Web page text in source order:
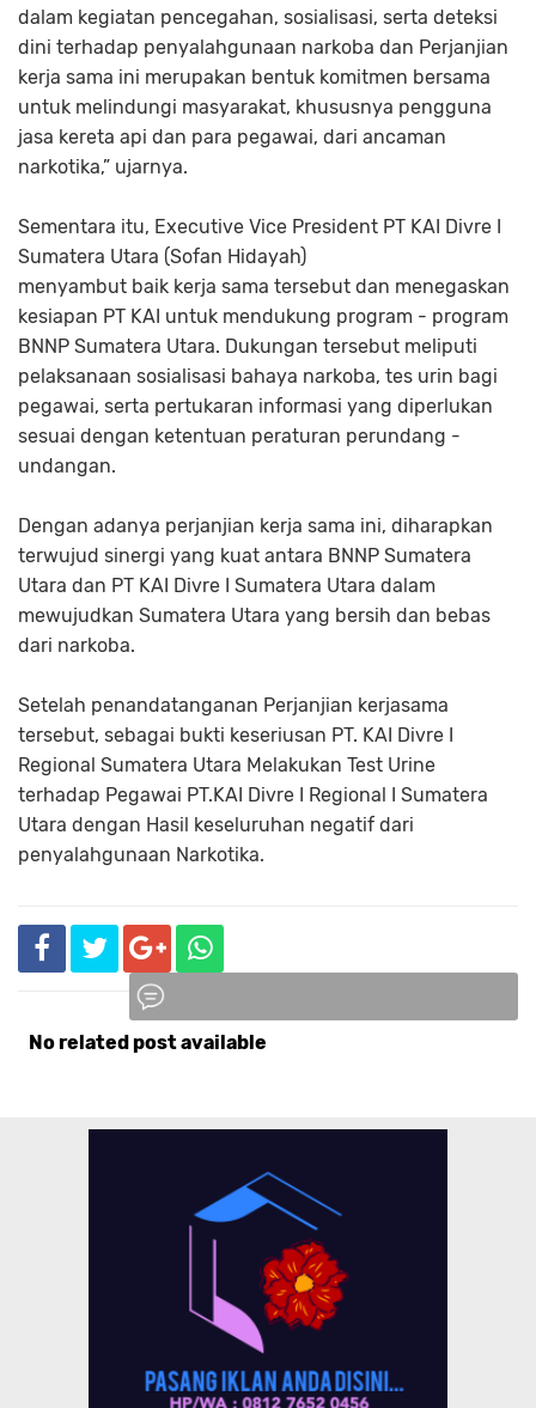
dalam kegiatan pencegahan, sosialisasi, serta deteksi
dini terhadap penyalahgunaan narkoba dan Perjanjian
kerja sama ini merupakan bentuk komitmen bersama
untuk melindungi masyarakat, khususnya pengguna
jasa kereta api dan para pegawai, dari ancaman
narkotika,” ujarnya.
Sementara itu, Executive Vice President PT KAI Divre I
Sumatera Utara (Sofan Hidayah)
menyambut baik kerja sama tersebut dan menegaskan
kesiapan PT KAI untuk mendukung program - program
BNNP Sumatera Utara. Dukungan tersebut meliputi
pelaksanaan sosialisasi bahaya narkoba, tes urin bagi
pegawai, serta pertukaran informasi yang diperlukan
sesuai dengan ketentuan peraturan perundang -
undangan.
Dengan adanya perjanjian kerja sama ini, diharapkan
terwujud sinergi yang kuat antara BNNP Sumatera
Utara dan PT KAI Divre I Sumatera Utara dalam
mewujudkan Sumatera Utara yang bersih dan bebas
dari narkoba.
Setelah penandatanganan Perjanjian kerjasama
tersebut, sebagai bukti keseriusan PT. KAI Divre I
Regional Sumatera Utara Melakukan Test Urine
terhadap Pegawai PT.KAI Divre I Regional I Sumatera
Utara dengan Hasil keseluruhan negatif dari
penyalahgunaan Narkotika.
No related post available